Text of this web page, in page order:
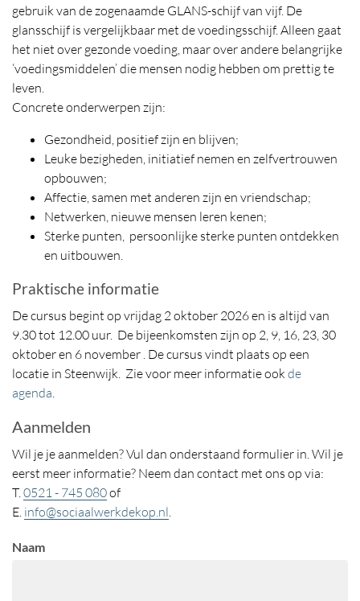
gebruik van de zogenaamde GLANS-schijf van vijf. De
glansschijf is vergelijkbaar met de voedingsschijf. Alleen gaat
het niet over gezonde voeding, maar over andere belangrijke
‘voedingsmiddelen’ die mensen nodig hebben om prettig te
leven.
Concrete onderwerpen zijn:
Gezondheid, positief zijn en blijven;
Leuke bezigheden, initiatief nemen en zelfvertrouwen
opbouwen;
Affectie, samen met anderen zijn en vriendschap;
Netwerken, nieuwe mensen leren kenen;
Sterke punten, persoonlijke sterke punten ontdekken
en uitbouwen.
Praktische informatie
De cursus begint op vrijdag 2 oktober 2026 en is altijd van
9.30 tot 12.00 uur. De bijeenkomsten zijn op 2, 9, 16, 23, 30
oktober en 6 november . De cursus vindt plaats op een
locatie in Steenwijk. Zie voor meer informatie ook de
agenda
Aanmelden
Wil je je aanmelden? Vul dan onderstaand formulier in. Wil je
eerst meer informatie? Neem dan contact met ons op via:
T. 0521 - 745 080of
E. info@sociaalwerkdekop.nl
Naam